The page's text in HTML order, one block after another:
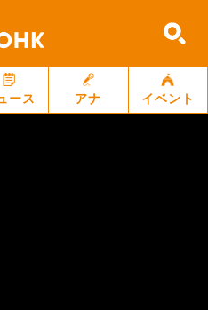
ース アナ イベント